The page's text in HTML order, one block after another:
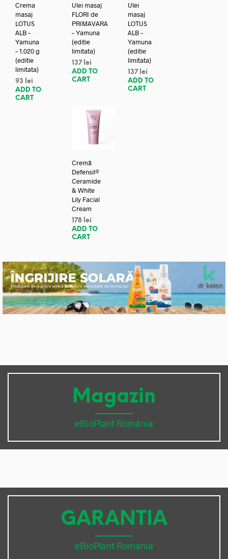
Crema
masaj
LOTUS
ALB –
Yamuna
– 1.020 g
(editie
limitata)
93
lei
ADD TO
CART
Ulei masaj
FLORI de
PRIMAVARA
– Yamuna
(editie
limitata)
137 lei
ADD TO
CART
Ulei
masaj
LOTUS
ALB –
Yamuna
(editie
limitata)
137 lei
ADD TO
CART
Cremă
Defensil®
Ceramide
& White
Lily Facial
Cream
178 lei
ADD TO
CART
Magazin
eBioPlant România
GARANTIA
eBioPlant România